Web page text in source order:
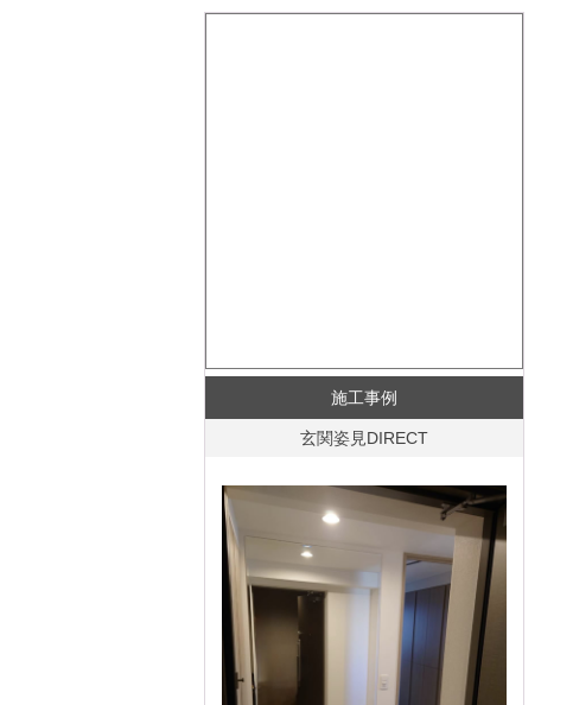
施工事例
玄関姿見DIRECT